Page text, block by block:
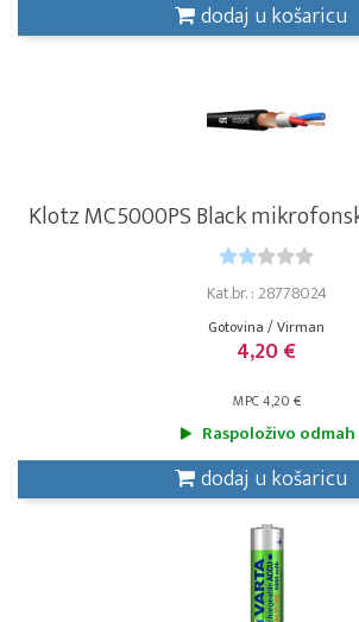
dodaj u košaricu
Klotz MC5000PS Black
Kat.br. : 28778024
Gotovina / Virman
4,20 €
MPC 4,20 €
Raspoloživo odmah
dodaj u košaricu